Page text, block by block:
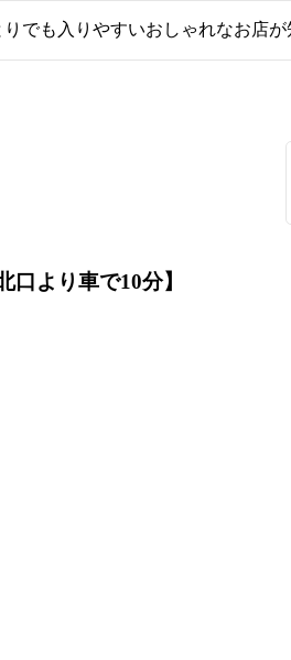
でも入りやすいおしゃれなお店が
より車で10分】